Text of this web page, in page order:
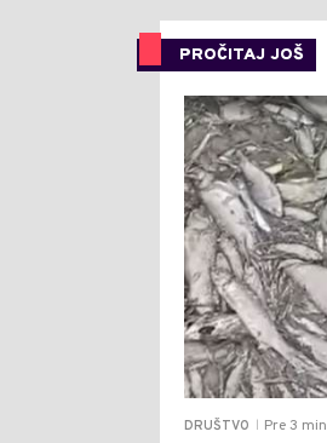
PROČITAJ JOŠ
DRUŠTVO Pre 3 min